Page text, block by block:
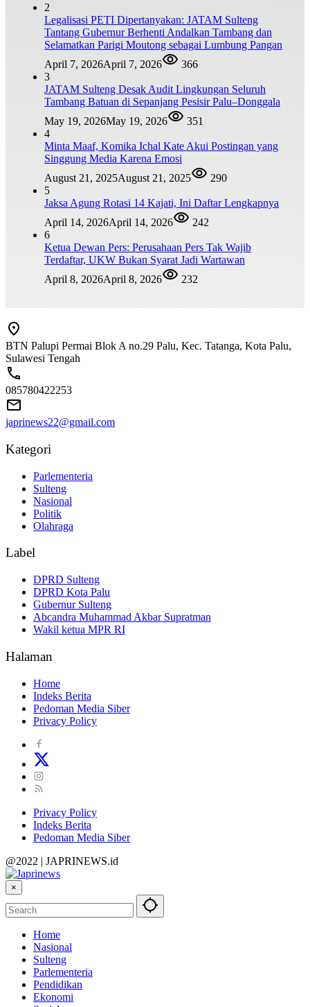
2
Legalisasi PETI Dipertanyakan: JATAM Sulteng
Tantang Gubernur Berhenti Andalkan Tambang dan
Selamatkan Parigi Moutong sebagai Lumbung Pangan
April 7, 2026April 7, 2026
366
3
JATAM Sulteng Desak Audit Lingkungan Seluruh
Tambang Batuan di Sepanjang Pesisir Palu–Donggala
May 19, 2026May 19, 2026
351
4
Minta Maaf, Komika Ichal Kate Akui Postingan yang
Singgung Media Karena Emosi
August 21, 2025August 21, 2025
290
5
Jaksa Agung Rotasi 14 Kajati, Ini Daftar Lengkapnya
April 14, 2026April 14, 2026
242
6
Ketua Dewan Pers: Perusahaan Pers Tak Wajib
Terdaftar, UKW Bukan Syarat Jadi Wartawan
April 8, 2026April 8, 2026 232
BTN Palupi Permai Blok A no.29 Palu, Kec. Tatanga, Kota Palu,
Sulawesi Tengah
085780422253
japrinews22@gmail.com
Kategori
Parlementeria
Sulteng
Nasional
Politik
Olahraga
Label
DPRD Sulteng
DPRD Kota Palu
Gubernur Sulteng
Abcandra Muhammad Akbar Supratman
Wakil ketua MPR RI
Halaman
Home
Indeks Berita
Pedoman Media Siber
Privacy Policy
Privacy Policy
Indeks Berita
Pedoman Media Siber
@2022 | JAPRINEWS.id
×
Home
Nasional
Sulteng
Parlementeria
Pendidikan
Ekonomi